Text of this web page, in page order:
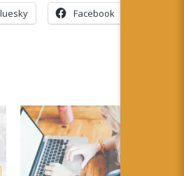
Facebook